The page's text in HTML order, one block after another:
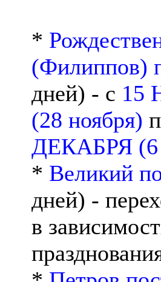
*
(Филиппов)
дней) - с 15
(28 ноября)
ДЕКАБРЯ (6
* Великий
дней) -
в